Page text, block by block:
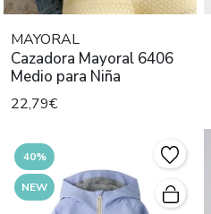
MAYORAL
Cazadora Mayoral 6406
Medio para Niña
22,79€
40%
NEW